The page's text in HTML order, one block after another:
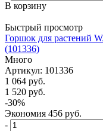
В корзину
Быстрый просмотр
Горшок для растений
(101336)
Много
Артикул: 101336
1 064 руб.
1 520 руб.
-30%
Экономия 456 руб.
-